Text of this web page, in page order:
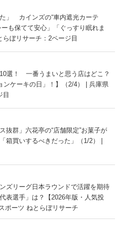
」 カインズの“車内遮光カーテ
も保てて安心」「ぐっすり眠れま
ぼリサーチ：2ページ目
選！ 一番うまいと思う店はどこ？
ンケーキの日」！】（2/4） | 兵庫県
目
抜群」六花亭の“店舗限定”お菓子が
買いするべきだった」（1/2） |
ズリーグ日本ラウンドで活躍を期待
表選手」は？【2026年版・人気投
ポーツ ねとらぼリサーチ